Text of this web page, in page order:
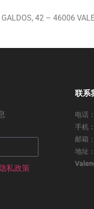
GALDOS, 42 – 46006
私政策
联系
电话
手机
邮箱
地址